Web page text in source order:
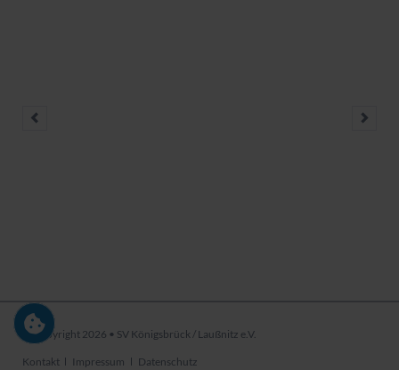
© Copyright 2026 • SV Königsbrück / Laußnitz e.V.
Navigation
Kontakt Impressum Datenschutz